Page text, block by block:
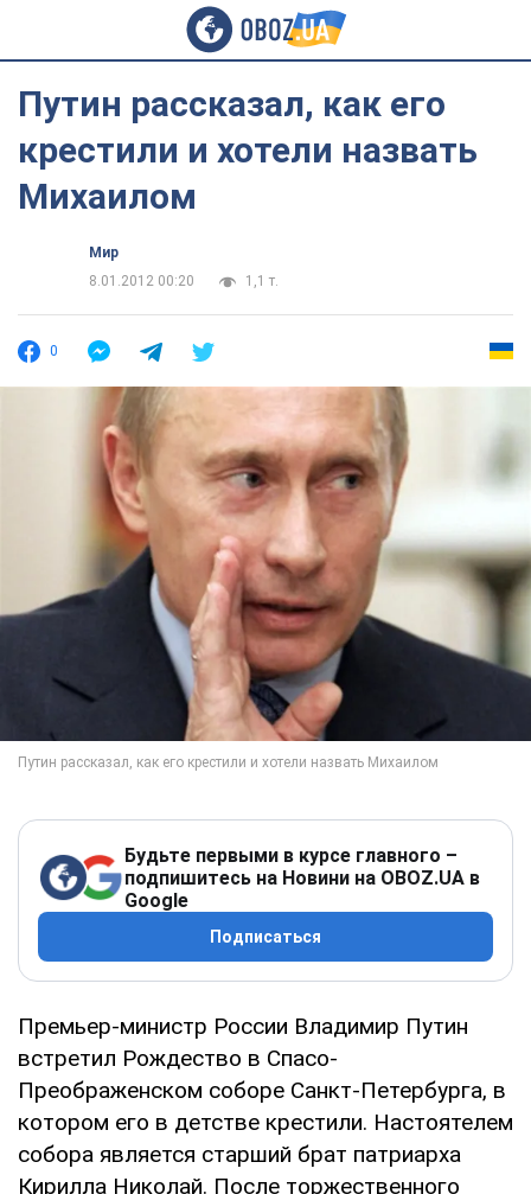
Путин рассказал, как его
крестили и хотели назвать
Михаилом
Мир
8.01.2012 00:20
1,1 т.
0
Будьте первыми в курсе главного –
подпишитесь на Новини на OBOZ.UA в
Google
Подписаться
Премьер-министр России Владимир Путин
встретил Рождество в Спасо-
Преображенском соборе Санкт-Петербурга, в
котором его в детстве крестили. Настоятелем
собора является старший брат патриарха
Кирилла Николай. После торжественного